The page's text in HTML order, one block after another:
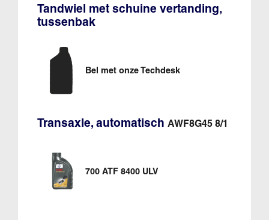
Tandwiel met schuine vertanding,
tussenbak
Bel met onze Techdesk
Transaxle, automatisch AWF8G45 8/1
700 ATF 8400 ULV